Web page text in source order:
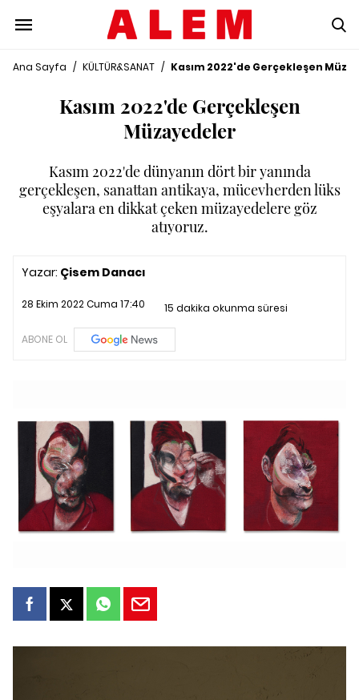
Ana Sayfa / KÜLTÜR&SANAT / Kasım 2022'de Gerçekleşen
Kasım 2022'de Gerçekleşen
Müzayedeler
Kasım 2022'de dünyanın dört bir yanında
gerçekleşen, sanattan antikaya, mücevherden lüks
eşyalara en dikkat çeken müzayedelere göz
atıyoruz.
Yazar: Çisem Danacı
28 Ekim 2022 Cuma 17:40 15 dakika okunma süresi
ABONE OL